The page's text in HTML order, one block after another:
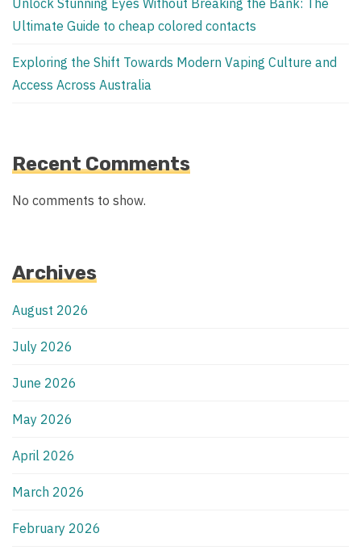
Ultimate Guide to cheap colored contacts
Exploring the Shift Towards Modern Vaping Culture and
Access Across Australia
Recent Comments
No comments to show.
Archives
August 2026
July 2026
June 2026
May 2026
April 2026
March 2026
February 2026